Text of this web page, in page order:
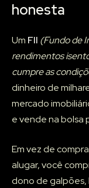
honesta
Um FII (Fundo de
rendimentos
cumpre as
dinheiro de
mercado
e vende na bolsa
Em vez de
alugar, você
dono de galpões,